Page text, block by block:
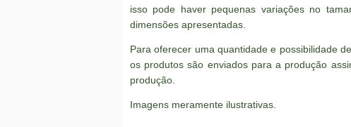
isso pode haver pequenas variações no
dimensões apresentadas.
Para oferecer uma quantidade e possibilidade
os produtos são enviados para a produção
produção.
Imagens meramente ilustrativas.